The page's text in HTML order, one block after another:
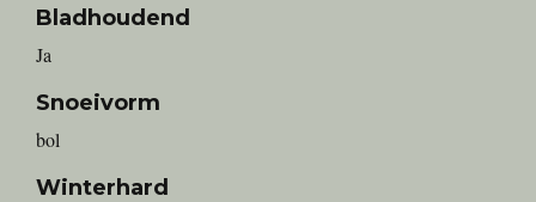
Bladhoudend
Ja
Snoeivorm
bol
Winterhard